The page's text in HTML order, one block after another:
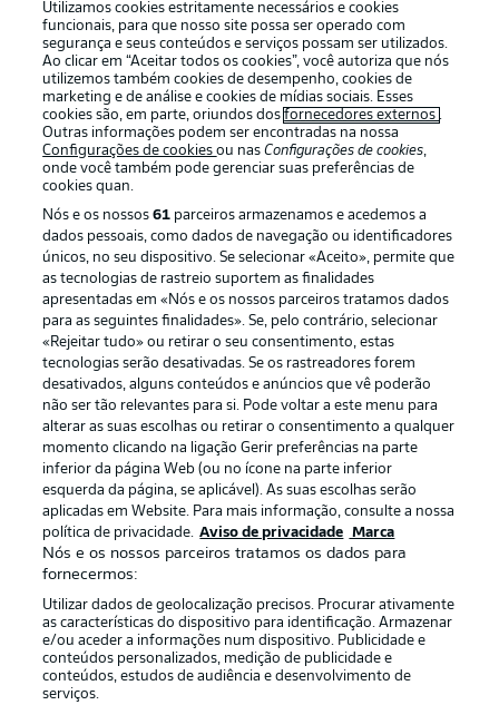
Oferecido por
Publicidade Avisos legais
Gerir preferências Aviso de privacidade
Emissoras
Trabalhe conosco Marca
Contato Jogadores
Utilizamos cookies estritamente necessários e cookies
funcionais, para que nosso site possa ser operado com
segurança e seus conteúdos e serviços possam ser utilizados.
Ao clicar em “Aceitar todos os cookies”, você autoriza que nós
utilizemos também cookies de desempenho, cookies de
marketing e de análise e cookies de mídias sociais. Esses
cookies são, em parte, oriundos dosfornecedores externos .
Outras informações podem ser encontradas na nossa
Configurações de cookiesou nasConfigurações de cookies,
onde você também pode gerenciar suas preferências de
cookies quan.
Nós e os nossos61 parceiros armazenamos e acedemos a
dados pessoais, como dados de navegação ou identificadores
únicos, no seu dispositivo. Se selecionar «Aceito», permite que
as tecnologias de rastreio suportem as finalidades
apresentadas em «Nós e os nossos parceiros tratamos dados
para as seguintes finalidades». Se, pelo contrário, selecionar
«Rejeitar tudo» ou retirar o seu consentimento, estas
tecnologias serão desativadas. Se os rastreadores forem
desativados, alguns conteúdos e anúncios que vê poderão
não ser tão relevantes para si. Pode voltar a este menu para
alterar as suas escolhas ou retirar o consentimento a qualquer
momento clicando na ligação Gerir preferências na parte
inferior da página Web (ou no ícone na parte inferior
esquerda da página, se aplicável). As suas escolhas serão
aplicadas em Website. Para mais informação, consulte a nossa
política de privacidade. Aviso de privacidade Marca
Nós e os nossos parceiros tratamos os dados para
fornecermos:
Utilizar dados de geolocalização precisos. Procurar ativamente
as características do dispositivo para identificação. Armazenar
e/ou aceder a informações num dispositivo. Publicidade e
conteúdos personalizados, medição de publicidade e
conteúdos, estudos de audiência e desenvolvimento de
serviços.